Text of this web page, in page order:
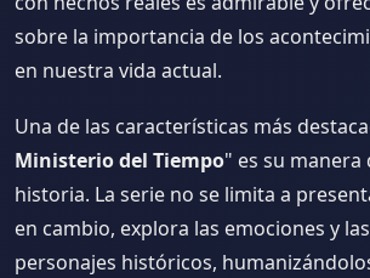
sobre la importancia de los
en nuestra vida actual.
Una de las características más
Ministerio del Tiempo" es su manera
historia. La serie no se limita a
en cambio, explora las emociones y
personajes históricos,